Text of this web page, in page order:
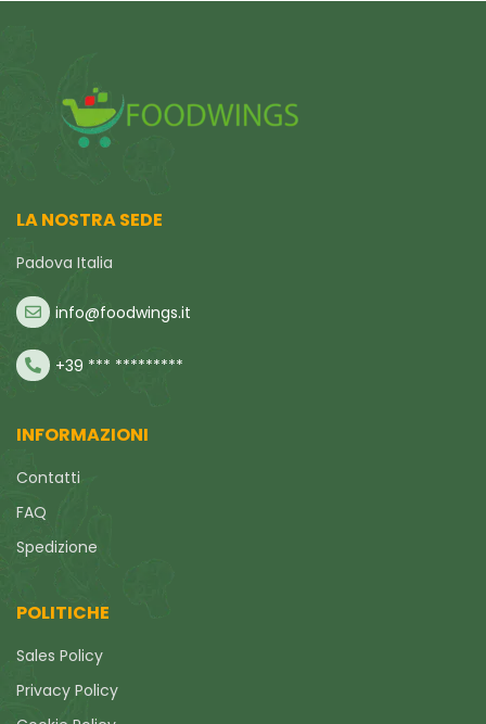
LA NOSTRA SEDE
Padova Italia
info@foodwings.it
+39 *** *********
INFORMAZIONI
Contatti
FAQ
Spedizione
POLITICHE
Sales Policy
Privacy Policy